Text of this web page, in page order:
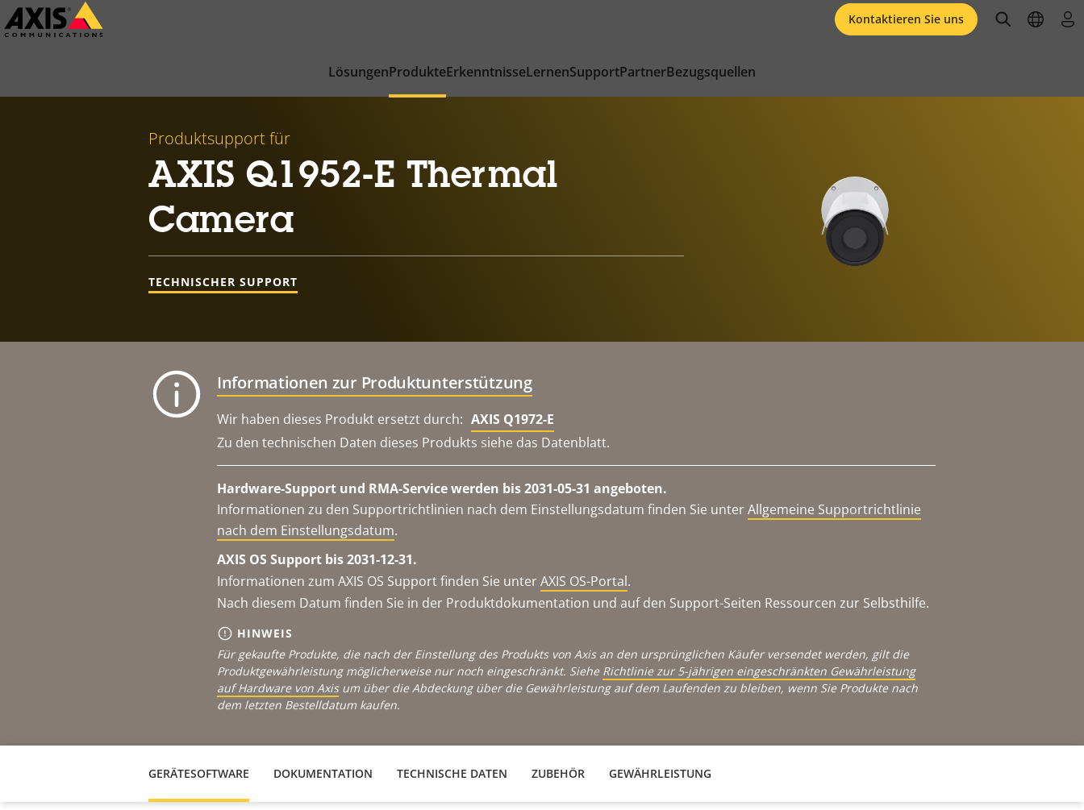
Zum
Hauptinhalt
LösungenProdukteErkenntnisseLernenSupportPartnerBezugsquellen
Kontaktieren Sie uns openopen
Produktsupport für
AXIS Q1952-E Thermal
Camera
TECHNISCHER SUPPORT
Informationen zur Produktunterstützung
Wir haben dieses Produkt ersetzt durch: AXIS Q1972-E
Zu den technischen Daten dieses Produkts siehe das Datenblatt.
Hardware-Support und RMA-Service werden bis 2031-05-31 angeboten.
Informationen zu den Supportrichtlinien nach dem Einstellungsdatum finden Sie unterAllgemeine Supportrichtlinie
nach dem Einstellungsdatum.
AXIS OS Support bis 2031-12-31.
Informationen zum AXIS OS Support finden Sie unterAXIS OS-Portal.
Nach diesem Datum finden Sie in der Produktdokumentation und auf den Support-Seiten Ressourcen zur Selbsthilfe.
HINWEIS
Für gekaufte Produkte, die nach der Einstellung des Produkts von Axis an den ursprünglichen Käufer versendet werden, gilt die
Produktgewährleistung möglicherweise nur noch eingeschränkt. Siehe Richtlinie zur 5-jährigen eingeschränkten Gewährleistung
auf Hardware von Axisum über die Abdeckung über die Gewährleistung auf dem Laufenden zu bleiben, wenn Sie Produkte nach
dem letzten Bestelldatum kaufen.
GERÄTESOFTWARE DOKUMENTATION TECHNISCHE DATEN ZUBEHÖR GEWÄHRLEISTUNG